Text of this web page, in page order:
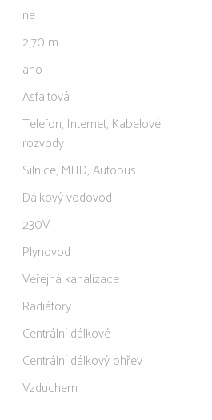
ne
2,70 m
ano
Asfaltová
Telefon, Internet, Kabelové
rozvody
Silnice, MHD, Autobus
Dálkový vodovod
230V
Plynovod
Veřejná kanalizace
Radiátory
Centrální dálkové
Centrální dálkový ohřev
Vzduchem